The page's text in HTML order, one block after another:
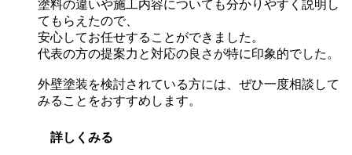
塗料の違いや施工内容についても分かりやすく説明し
てもらえたので、
安心してお任せすることができました。
代表の方の提案力と対応の良さが特に印象的でした。
外壁塗装を検討されている方には、ぜひ一度相談して
みることをおすすめします。
詳しくみる